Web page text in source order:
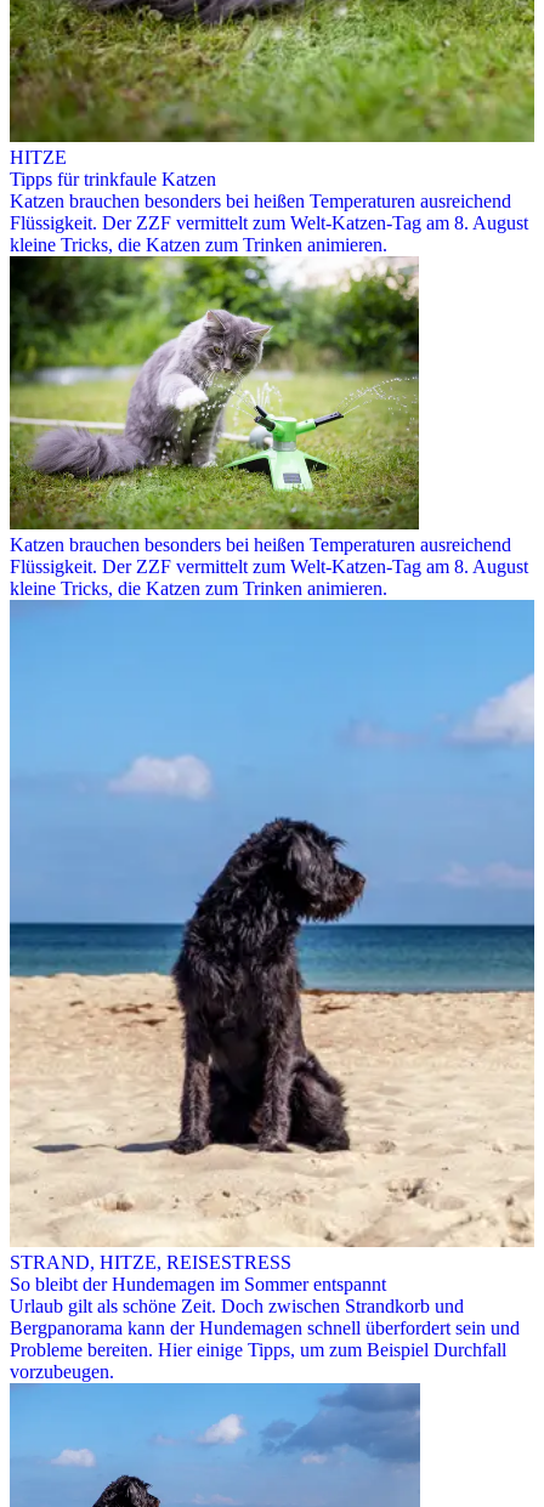
HITZE
Tipps für trinkfaule Katzen
Katzen brauchen besonders bei heißen Temperaturen ausreichend
Flüssigkeit. Der ZZF vermittelt zum Welt-Katzen-Tag am 8. August
kleine Tricks, die Katzen zum Trinken animieren.
Katzen brauchen besonders bei heißen Temperaturen ausreichend
Flüssigkeit. Der ZZF vermittelt zum Welt-Katzen-Tag am 8. August
kleine Tricks, die Katzen zum Trinken animieren.
STRAND, HITZE, REISESTRESS
So bleibt der Hundemagen im Sommer entspannt
Urlaub gilt als schöne Zeit. Doch zwischen Strandkorb und
Bergpanorama kann der Hundemagen schnell überfordert sein und
Probleme bereiten. Hier einige Tipps, um zum Beispiel Durchfall
vorzubeugen.